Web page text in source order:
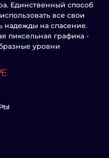
Единственный способ
все свои
надежды на спасение.
пиксельная графика -
уровни